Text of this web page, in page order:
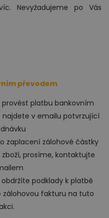
Nevyžadujeme po Vás
převodem
provést platbu bankovním
v emailu potvrzující
zaplacení zálohové částky
prosíme, kontaktujte
podklady k platbě
zálohovou fakturu na tuto